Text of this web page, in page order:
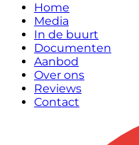
Home
Media
In de buurt
Documenten
Aanbod
Over ons
Reviews
Contact